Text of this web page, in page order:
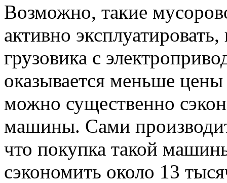
Возможно, такие
активно
грузовика с
оказывается меньше
можно существенно
машины. Сами
что покупка такой
сэкономить около 13